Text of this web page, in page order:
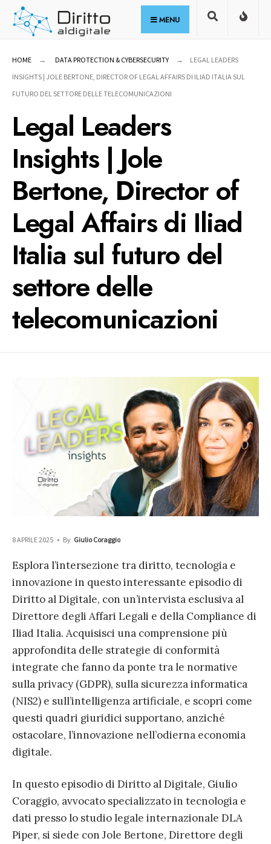
Skip
MENU
HOME DATA PROTECTION & CYBERSECURITY
LEGAL LEADERS
INSIGHTS | JOLE BERTONE, DIRECTOR OF LEGAL AFFAIRS DI ILIAD ITALIA SUL
FUTURO DEL SETTORE DELLE TELECOMUNICAZIONI
Legal Leaders
Insights | Jole
Bertone, Director of
Legal Affairs di Iliad
Italia sul futuro del
settore delle
telecomunicazioni
8 APRILE 2025 • By Giulio Coraggio
Esplora l’intersezione tra diritto, tecnologia e
innovazione in questo interessante episodio di
Diritto al Digitale, con un’intervista esclusiva al
Direttore degli Affari Legali e della Compliance di
Iliad Italia. Acquisisci una comprensione più
approfondita delle strategie di conformità
integrate che fanno da ponte tra le normative
sulla privacy (GDPR), sulla sicurezza informatica
(NIS2) e sull’intelligenza artificiale, e scopri come
questi quadri giuridici supportano, anziché
ostacolare, l’innovazione nell’odierna economia
digitale.
In questo episodio di Diritto al Digitale, Giulio
Coraggio, avvocato specializzato in tecnologia e
dati presso lo studio legale internazionale DLA
Piper, si siede con Jole Bertone, Direttore degli